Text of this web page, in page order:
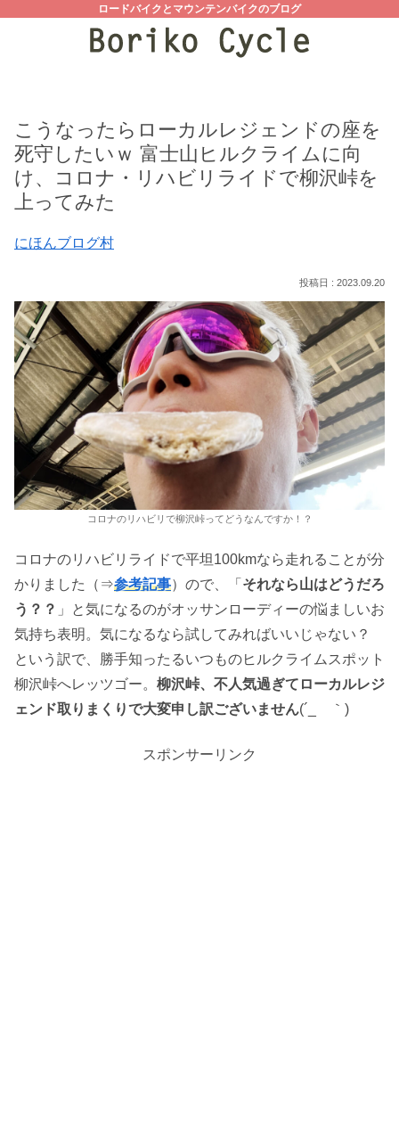
ロードバイクとマウンテンバイクのブログ
こうなったらローカルレジェンドの座を
死守したいｗ 富士山ヒルクライムに向
け、コロナ・リハビリライドで柳沢峠を
上ってみた
にほんブログ村
2023.09.20
コロナのリハビリで柳沢峠ってどうなんですか！？
コロナのリハビリライドで平坦100kmなら走れることが分
かりました（⇒参考記事）ので、「 それなら山はどうだろ
う？？ 」と気になるのがオッサンローディーの悩ましいお
気持ち表明。気になるなら試してみればいいじゃない？
という訳で、勝手知ったるいつものヒルクライムスポット
柳沢峠へレッツゴー。 柳沢峠、不人気過ぎてローカルレジ
ェンド取りまくりで大変申し訳ございません(´_ゝ｀)
スポンサーリンク